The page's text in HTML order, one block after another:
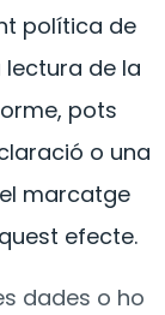
política de
de la
pots
o una
marcatge
efecte.
dades o ho